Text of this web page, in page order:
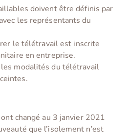
doivent être définis par
les représentants du
le télétravail est inscrite
en entreprise.
modalités du télétravail
changé au 3 janvier 2021
que l’isolement n’est